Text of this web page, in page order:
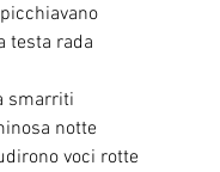
testa rada
smarriti
notte
voci rotte